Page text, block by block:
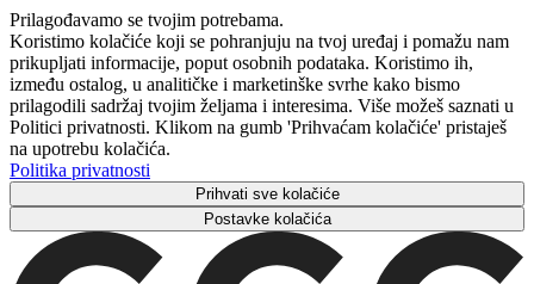
Prilagođavamo se tvojim potrebama.
Koristimo kolačiće koji se pohranjuju na tvoj uređaj i pomažu nam
prikupljati informacije, poput osobnih podataka. Koristimo ih,
između ostalog, u analitičke i marketinške svrhe kako bismo
prilagodili sadržaj tvojim željama i interesima. Više možeš saznati u
Politici privatnosti. Klikom na gumb 'Prihvaćam kolačiće' pristaješ
na upotrebu kolačića.
Politika privatnosti
Prihvati sve kolačiće
Postavke kolačića